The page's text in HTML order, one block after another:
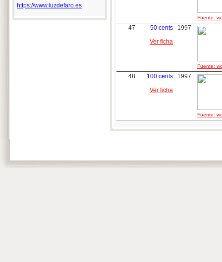
https://www.luzdefaro.es
Fuente:
47
50 cents
Ver ficha
1997
Fuente:
48
100 cents
Ver ficha
1997
Fuente: